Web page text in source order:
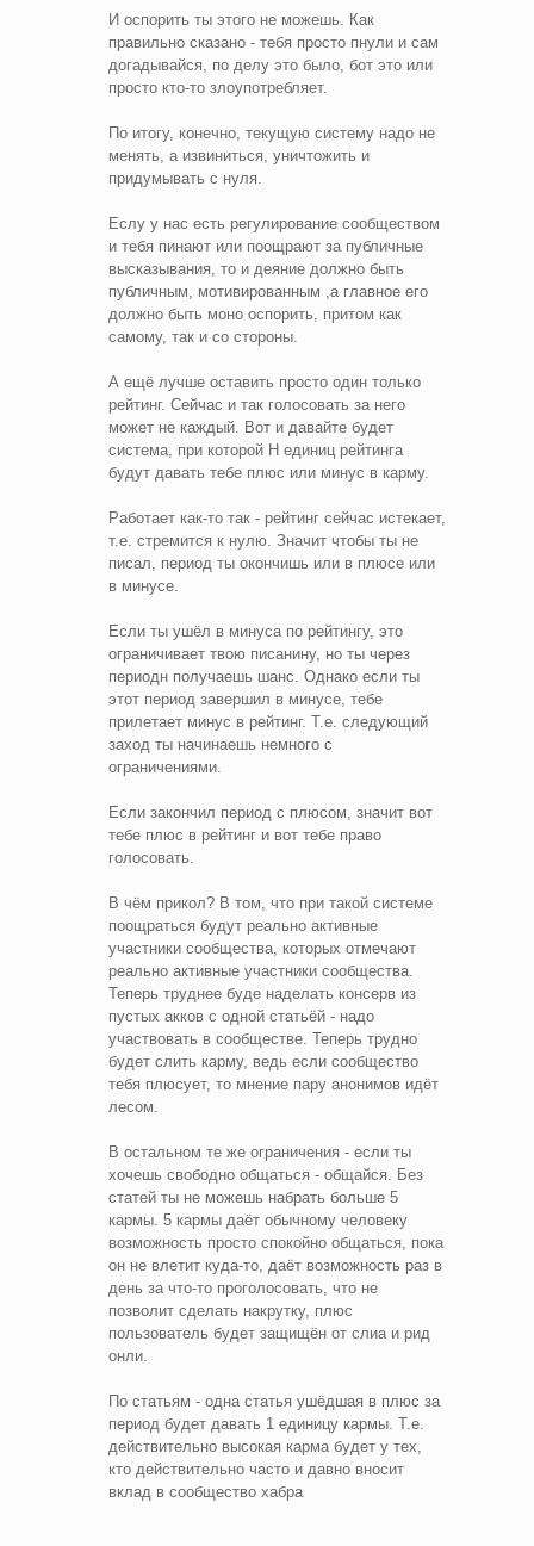
И оспорить ты этого не можешь. Как
правильно сказано - тебя просто пнули и сам
догадывайся, по делу это было, бот это или
просто кто-то злоупотребляет.
По итогу, конечно, текущую систему надо не
менять, а извиниться, уничтожить и
придумывать с нуля.
Еслу у нас есть регулирование сообществом
и тебя пинают или поощрают за публичные
высказывания, то и деяние должно быть
публичным, мотивированным ,а главное его
должно быть моно оспорить, притом как
самому, так и со стороны.
А ещё лучше оставить просто один только
рейтинг. Сейчас и так голосовать за него
может не каждый. Вот и давайте будет
система, при которой Н единиц рейтинга
будут давать тебе плюс или минус в карму.
Работает как-то так - рейтинг сейчас истекает,
т.е. стремится к нулю. Значит чтобы ты не
писал, период ты окончишь или в плюсе или
в минусе.
Если ты ушёл в минуса по рейтингу, это
ограничивает твою писанину, но ты через
периодн получаешь шанс. Однако если ты
этот период завершил в минусе, тебе
прилетает минус в рейтинг. Т.е. следующий
заход ты начинаешь немного с
ограничениями.
Если закончил период с плюсом, значит вот
тебе плюс в рейтинг и вот тебе право
голосовать.
В чём прикол? В том, что при такой системе
поощраться будут реально активные
участники сообщества, которых отмечают
реально активные участники сообщества.
Теперь труднее буде наделать консерв из
пустых акков с одной статьёй - надо
участвовать в сообществе. Теперь трудно
будет слить карму, ведь если сообщество
тебя плюсует, то мнение пару анонимов идёт
лесом.
В остальном те же ограничения - если ты
хочешь свободно общаться - общайся. Без
статей ты не можешь набрать больше 5
кармы. 5 кармы даёт обычному человеку
возможность просто спокойно общаться, пока
он не влетит куда-то, даёт возможность раз в
день за что-то проголосовать, что не
позволит сделать накрутку, плюс
пользователь будет защищён от слиа и рид
онли.
По статьям - одна статья ушёдшая в плюс за
период будет давать 1 единицу кармы. Т.е.
действительно высокая карма будет у тех,
кто действительно часто и давно вносит
вклад в сообщество хабра